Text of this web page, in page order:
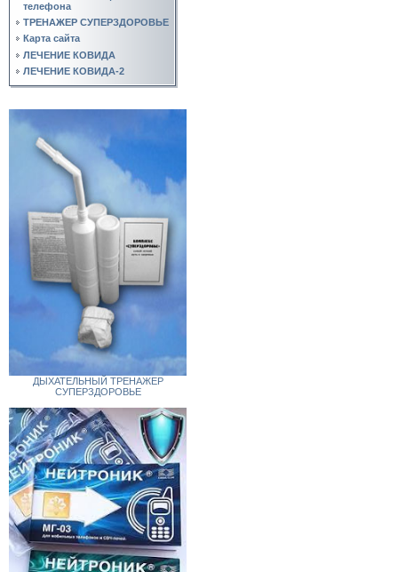
телефона
ТРЕНАЖЕР СУПЕРЗДОРОВЬЕ
Карта сайта
ЛЕЧЕНИЕ КОВИДА
ЛЕЧЕНИЕ КОВИДА-2
ДЫХАТЕЛЬНЫЙ ТРЕНАЖЕР
СУПЕРЗДОРОВЬЕ